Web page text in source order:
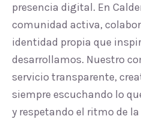
presencia digital. En
comunidad activa,
identidad propia que
desarrollamos. Nuestro
servicio transparente,
siempre escuchando lo
y respetando el ritmo de